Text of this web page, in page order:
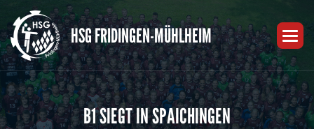
HSG FRIDINGEN-MÜHLHEIM
B1 SIEGT IN SPAICHINGEN